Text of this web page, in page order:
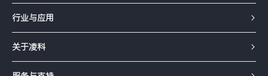
行业与应用
关于凌科